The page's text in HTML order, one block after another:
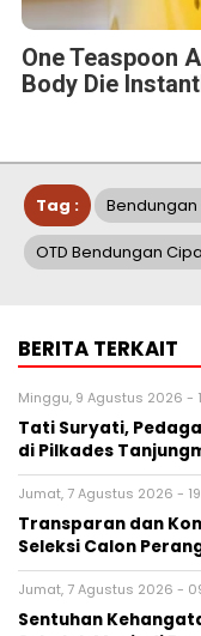
One Teaspoon
Body Die
Tag :
OTD Bendungan
BERITA TERKAIT
Minggu, 9 Agustus 2026 -
Tati Suryati,
di Pilkades
Jumat, 7 Agustus 2026 -
Transparan dan
Seleksi Calon
Jumat, 7 Agustus 2026 -
Sentuhan